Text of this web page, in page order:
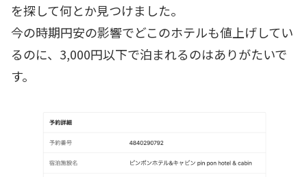
を探して何とか見つけました。
今の時期円安の影響でどこのホテルも値上げしてい
るのに、3,000円以下で泊まれるのはありがたいで
す。